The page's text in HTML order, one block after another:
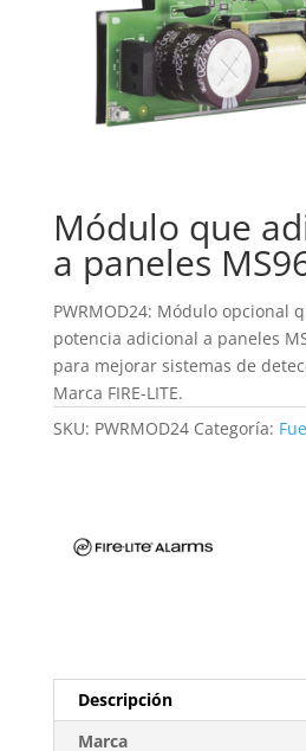
Módulo que
a paneles
PWRMOD24: Módulo opcional
potencia adicional a paneles
para mejorar sistemas de
Marca FIRE-LITE.
SKU: PWRMOD24 Categoría:
Descripción
Marca